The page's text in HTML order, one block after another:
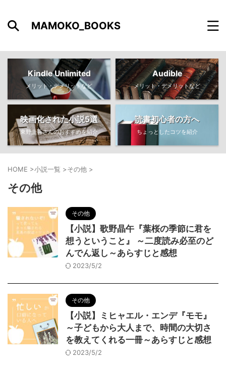
MAMOKO_BOOKS
Kindle Unlimited
メリット・デメリットなど
Audible
メリット・デメリットなど
映画化された小説5選
東野圭吾さんのおすすめを紹介
読書初心者の方へ
ちょっとしたコツを紹介
HOME >小説一覧 >その他 >
その他
その他
【小説】歌野晶午『葉桜の季節に君を
想うということ』 ～二度読み必至のど
んでん返し～あらすじと感想
2023/5/2
その他
【小説】ミヒャエル・エンデ『モモ』
～子どもから大人まで、時間の大切さ
を教えてくれる一冊～あらすじと感想
2023/5/2